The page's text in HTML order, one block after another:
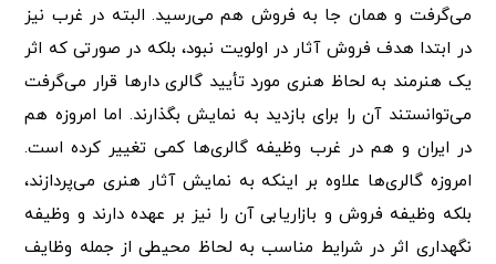
می‌گرفت و همان جا به فروش هم می‌رسید. البته در غرب نیز
در ابتدا هدف فروش آثار در اولویت نبود، بلکه در صورتی که اثر
یک هنرمند به لحاظ هنری مورد تأیید گالری دارها قرار می‌گرفت
می‌توانستند آن را برای بازدید به نمایش بگذارند. اما امروزه هم
در ایران و هم در غرب وظیفه گالری‌ها کمی تغییر کرده است.
امروزه گالری‌ها علاوه بر اینکه به نمایش آثار هنری می‌پردازند،
بلکه وظیفه فروش و بازاریابی آن را نیز بر عهده دارند و وظیفه
نگهداری اثر در شرایط مناسب به لحاظ محیطی از جمله وظایف